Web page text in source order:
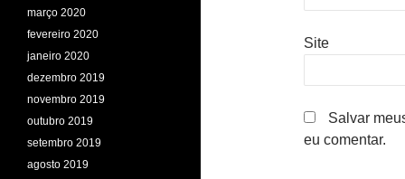
Site
Salvar
eu comentar.
março 2020
fevereiro 2020
janeiro 2020
dezembro 2019
novembro 2019
outubro 2019
setembro 2019
agosto 2019